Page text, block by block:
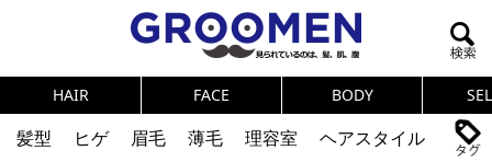
HAIR FACE BODY
髪型 ヒゲ 眉毛 薄毛 理容室
ヘアスタイル